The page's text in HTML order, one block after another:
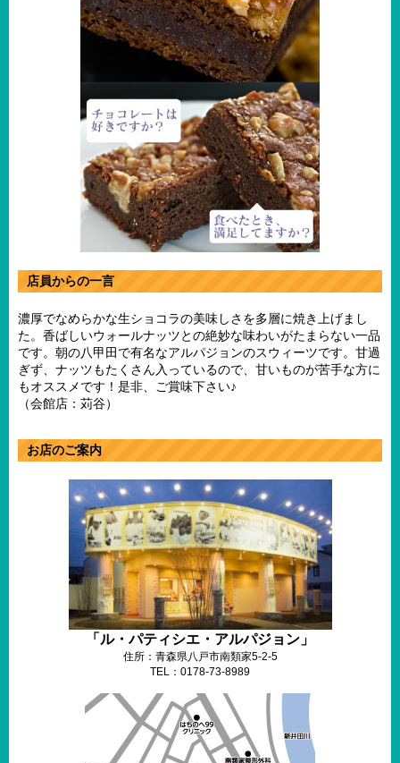
店員からの一言
濃厚でなめらかな生ショコラの美味しさを多層に焼き上げまし
た。香ばしいウォールナッツとの絶妙な味わいがたまらない一品
です。朝の八甲田で有名なアルパジョンのスウィーツです。甘過
ぎず、ナッツもたくさん入っているので、甘いものが苦手な方に
もオススメです！是非、ご賞味下さい♪
（会館店：苅谷）
お店のご案内
「ル・パティシエ・アルパジョン」
住所：青森県八戸市南類家5-2-5
TEL：0178-73-8989